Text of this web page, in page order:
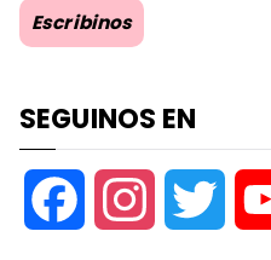
Escribinos
SEGUINOS EN